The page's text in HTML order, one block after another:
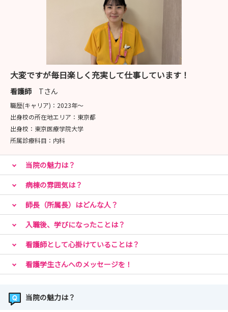
大変ですが毎日楽しく充実して仕事しています！
看護師 Tさん
職歴(キャリア)： 2023年〜
出身校の所在地エリア： 東京都
出身校： 東京医療学院大学
所属診療科目： 内科
当院の魅力は？
病棟の雰囲気は？
師長（所属長）はどんな人？
入職後、学びになったことは？
看護師として心掛けていることは？
看護学生さんへのメッセージを！
当院の魅力は？